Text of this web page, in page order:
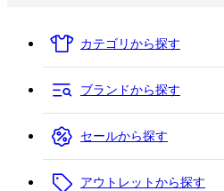
カテゴリから探す
ブランドから探す
セールから探す
アウトレットから探す